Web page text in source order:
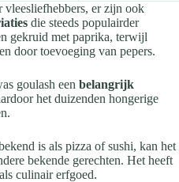
vleesliefhebbers, er zijn ook
die steeds populairder
gekruid met paprika, terwijl
door toevoeging van pepers.
goulash een belangrijk
het duizenden hongerige
is als pizza of sushi, kan het
bekende gerechten. Het heeft
culinair erfgoed.